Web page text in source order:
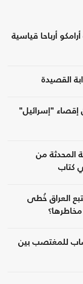
أرباحا قياسية
القصيدة
إقصاء "إسرائيل"
المحدثة من
كتاب
العراق خُطى
مخاطرها؟
للمغتصب بين